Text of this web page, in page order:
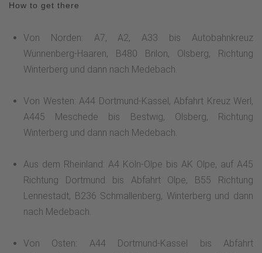
How to get there
Von Norden: A7, A2, A33 bis Autobahnkreuz
Wünnenberg-Haaren, B480 Brilon, Olsberg, Richtung
Winterberg und dann nach Medebach.
Von Westen: A44 Dortmund-Kassel, Abfahrt Kreuz Werl,
A445 Meschede bis Bestwig, Olsberg, Richtung
Winterberg und dann nach Medebach.
Aus dem Rheinland: A4 Köln-Olpe bis AK Olpe, auf A45
Richtung Dortmund bis Abfahrt Olpe, B55 Richtung
Lennestadt, B236 Schmallenberg, Winterberg und dann
nach Medebach.
Von Osten: A44 Dortmund-Kassel bis Abfahrt